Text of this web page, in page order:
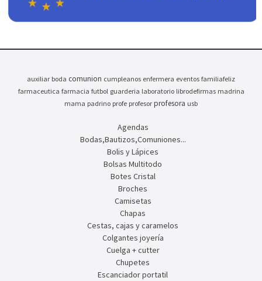
auxiliar boda comunion cumpleanos enfermera eventos familiafeliz
farmaceutica farmacia futbol guarderia laboratorio librodefirmas madrina
mama padrino profe profesor profesora usb
Agendas
Bodas,Bautizos,Comuniones...
Bolis y Lápices
Bolsas Multitodo
Botes Cristal
Broches
Camisetas
Chapas
Cestas, cajas y caramelos
Colgantes joyería
Cuelga + cutter
Chupetes
Escanciador portatil